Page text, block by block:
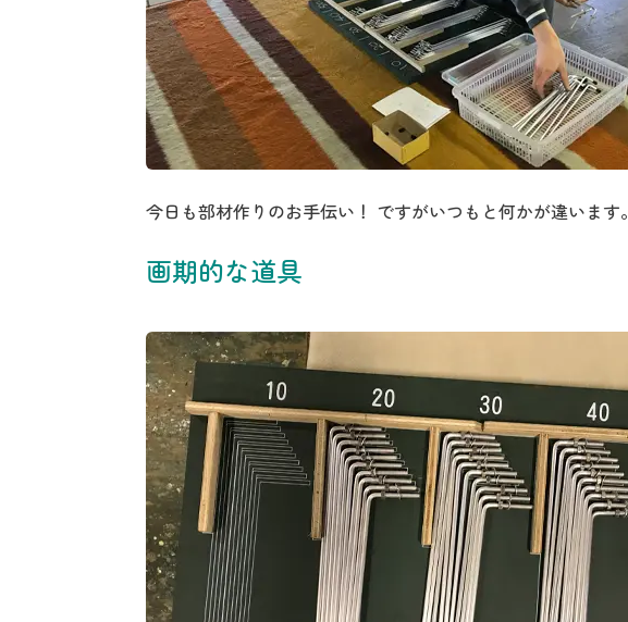
今日も部材作りのお手伝い！ ですがいつもと何かが違います。
画期的な道具